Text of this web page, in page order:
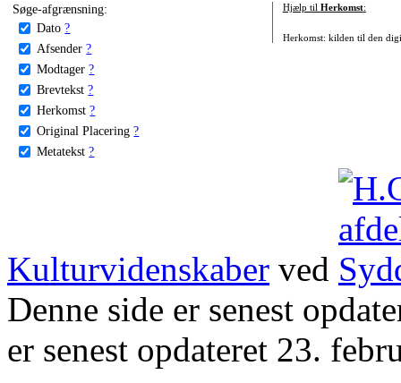
Søge-afgrænsning:
Dato ?
Afsender ?
Modtager ?
Brevtekst ?
Herkomst ?
Original Placering ?
Metatekst ?
Hjælp til Herkomst:
Herkomst: kilden til den
Kulturvidenskaber ved
Denne side er senest
er senest opdateret 23.